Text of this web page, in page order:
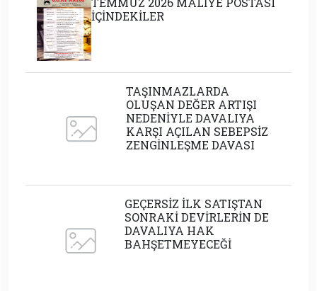
İÇİNDEKİLER
TAŞINMAZLARDA
OLUŞAN DEĞER ARTIŞI
NEDENİYLE DAVALIYA
KARŞI AÇILAN SEBEPSİZ
ZENGİNLEŞME DAVASI
GEÇERSİZ İLK SATIŞTAN
SONRAKİ DEVİRLERİN DE
DAVALIYA HAK
BAHŞETMEYECEĞİ